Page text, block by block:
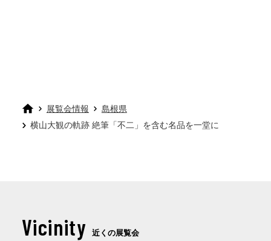
展覧会情報
島根県
横山大観の軌跡 絶筆「不二」を含む名品を一堂に
Vicinity 近くの展覧会